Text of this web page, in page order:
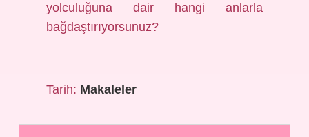
yolculuğuna dair hangi anlarla
bağdaştırıyorsunuz?
Tarih: Makaleler